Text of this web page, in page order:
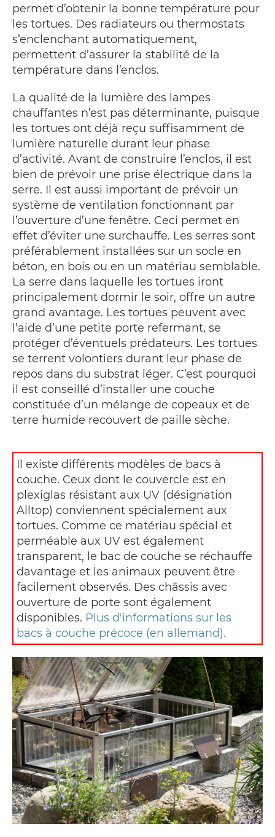
permet d’obtenir la bonne température pour
les tortues. Des radiateurs ou thermostats
s’enclenchant automatiquement,
permettent d’assurer la stabilité de la
température dans l’enclos.
La qualité de la lumière des lampes
chauffantes n’est pas déterminante, puisque
les tortues ont déjà reçu suffisamment de
lumière naturelle durant leur phase
d’activité. Avant de construire l’enclos, il est
bien de prévoir une prise électrique dans la
serre. Il est aussi important de prévoir un
système de ventilation fonctionnant par
l’ouverture d’une fenêtre. Ceci permet en
effet d’éviter une surchauffe. Les serres sont
préférablement installées sur un socle en
béton, en bois ou en un matériau semblable.
La serre dans laquelle les tortues iront
principalement dormir le soir, offre un autre
grand avantage. Les tortues peuvent avec
l’aide d’une petite porte refermant, se
protéger d’éventuels prédateurs. Les tortues
se terrent volontiers durant leur phase de
repos dans du substrat léger. C’est pourquoi
il est conseillé d’installer une couche
constituée d’un mélange de copeaux et de
terre humide recouvert de paille sèche.
Il existe différents modèles de bacs à
couche. Ceux dont le couvercle est en
plexiglas résistant aux UV (désignation
Alltop) conviennent spécialement aux
tortues. Comme ce matériau spécial et
perméable aux UV est également
transparent, le bac de couche se réchauffe
davantage et les animaux peuvent être
facilement observés. Des châssis avec
ouverture de porte sont également
disponibles. Plus d'informations sur les
bacs à couche précoce (en allemand).